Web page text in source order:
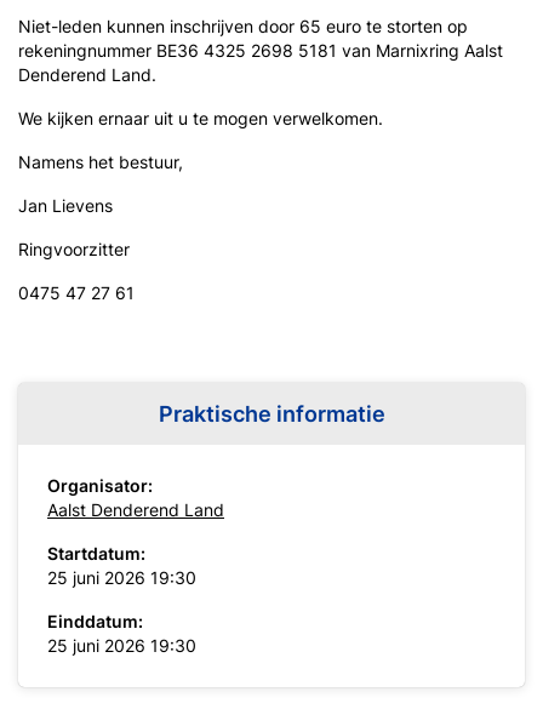
Niet-leden kunnen inschrijven door 65 euro te storten op
rekeningnummer BE36 4325 2698 5181 van Marnixring Aalst
Denderend Land.
We kijken ernaar uit u te mogen verwelkomen.
Namens het bestuur,
Jan Lievens
Ringvoorzitter
0475 47 27 61
Praktische informatie
Organisator:
Aalst Denderend Land
Startdatum:
25 juni 2026 19:30
Einddatum:
25 juni 2026 19:30